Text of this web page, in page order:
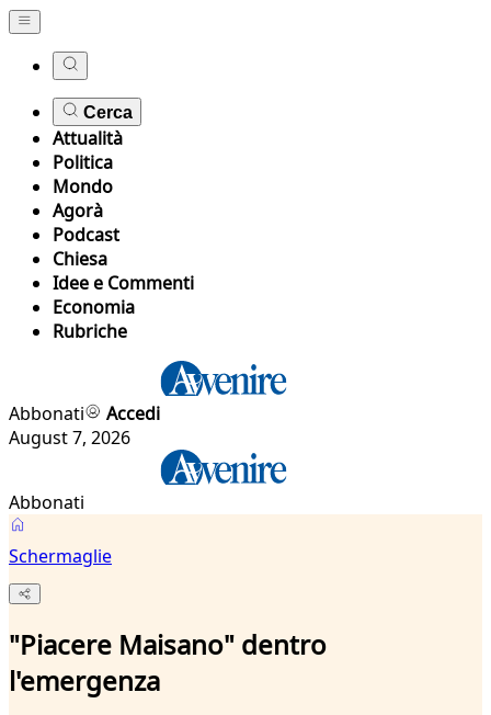
Cerca
Attualità
Politica
Mondo
Agorà
Podcast
Chiesa
Idee e Commenti
Economia
Rubriche
Abbonati
Accedi
August 7, 2026
Abbonati
Schermaglie
"Piacere Maisano" dentro
l'emergenza